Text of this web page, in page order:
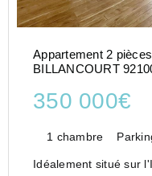
Appartement 2
BILLANCOURT
350 000€
1 chambre
Idéalement situé sur